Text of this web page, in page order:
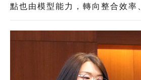
點也由模型能力，轉向整合效率